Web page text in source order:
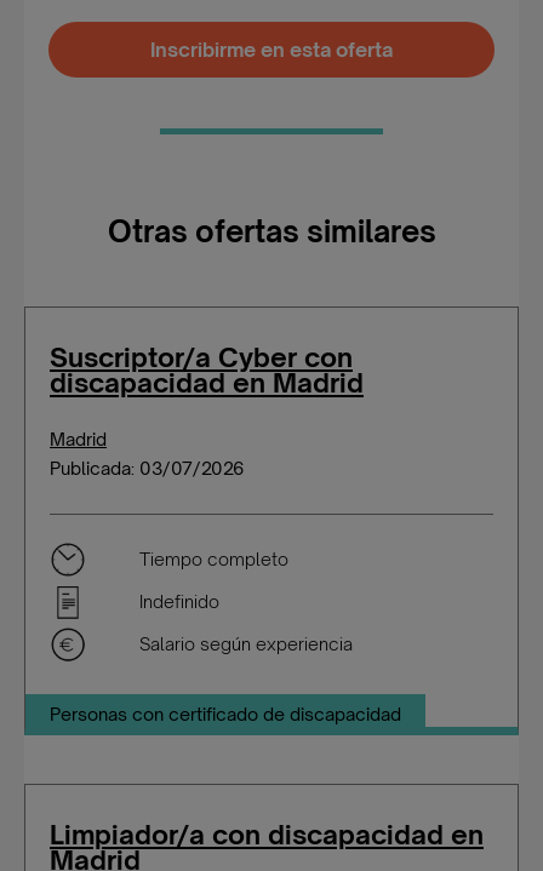
Inscribirme en esta oferta
Otras ofertas similares
Suscriptor/a Cyber con
discapacidad en Madrid
Madrid
Publicada: 03/07/2026
Tiempo completo
Indefinido
Salario según experiencia
Personas con certificado de discapacidad
Limpiador/a con discapacidad en
Madrid